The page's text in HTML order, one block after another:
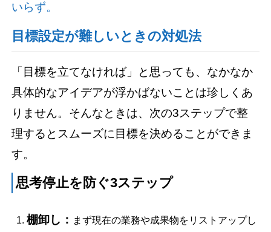
いらず。
目標設定が難しいときの対処法
「目標を立てなければ」と思っても、なかなか
具体的なアイデアが浮かばないことは珍しくあ
りません。そんなときは、次の3ステップで整
理するとスムーズに目標を決めることができま
す。
思考停止を防ぐ3ステップ
棚卸し： まず現在の業務や成果物をリストアップし